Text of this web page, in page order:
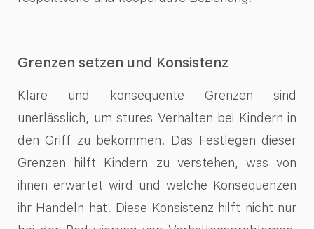
Grenzen setzen und Konsistenz
Klare und konsequente Grenzen sind
unerlässlich, um stures Verhalten bei Kindern in
den Griff zu bekommen. Das Festlegen dieser
Grenzen hilft Kindern zu verstehen, was von
ihnen erwartet wird und welche Konsequenzen
ihr Handeln hat. Diese Konsistenz hilft nicht nur